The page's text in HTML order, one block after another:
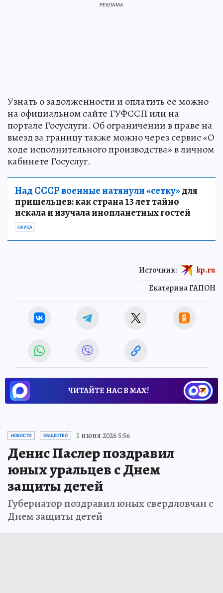
Узнать о задолженности и оплатить ее можно
на официальном сайте ГУФССП или на
портале Госуслуги. Об ограничении в праве на
выезд за границу также можно через сервис «О
ходе исполнительного производства» в личном
кабинете Госуслуг.
Над СССР военные натянули «сетку»для
пришельцев: как страна 13 лет тайно
искала и изучала инопланетных гостей
НАУКА
Екатерина ГАПОН
Источник: kp.ru
ЧИТАЙТЕ НАС В МАХ!
НОВОСТИ ОБЩЕСТВО 1 июня 2026 5:56
Денис Паслер поздравил
юных уральцев с Днем
защиты детей
Губернатор поздравил юных свердловчан с
Днем защиты детей